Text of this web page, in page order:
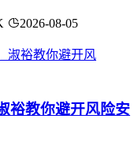
2026-08-05
裕教你避开风险安